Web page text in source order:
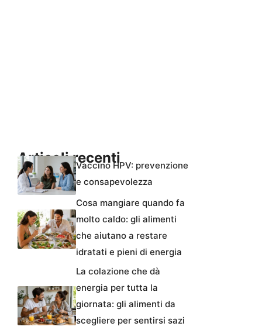
Articoli recentiVaccino HPV: prevenzione
e consapevolezza
Cosa mangiare quando fa
molto caldo: gli alimenti
che aiutano a restare
idratati e pieni di energia
La colazione che dà
energia per tutta la
giornata: gli alimenti da
scegliere per sentirsi sazi